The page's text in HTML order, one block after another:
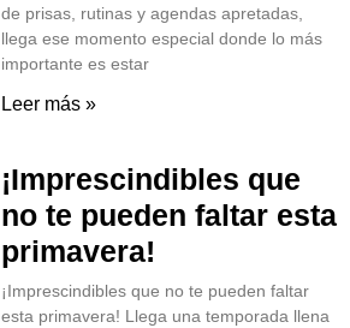
de prisas, rutinas y agendas apretadas,
llega ese momento especial donde lo más
importante es estar
Leer más »
¡Imprescindibles que
no te pueden faltar esta
primavera!
¡Imprescindibles que no te pueden faltar
esta primavera! Llega una temporada llena